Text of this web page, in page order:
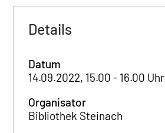
Details
Datum
14.09.2022, 15.00 - 16.00 Uhr
Organisator
Bibliothek Steinach